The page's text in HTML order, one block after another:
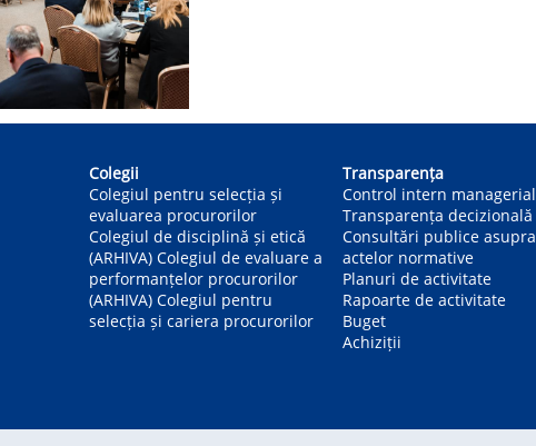
Colegii
Colegiul pentru selecția și
evaluarea procurorilor
Colegiul de disciplină și etică
(ARHIVA) Colegiul de evaluare a
performanțelor procurorilor
(ARHIVA) Colegiul pentru
selecția și cariera procurorilor
Transparența
Control intern managerial
Transparența decizională
Consultări publice asupra
actelor normative
Planuri de activitate
Rapoarte de activitate
Buget
Achiziții